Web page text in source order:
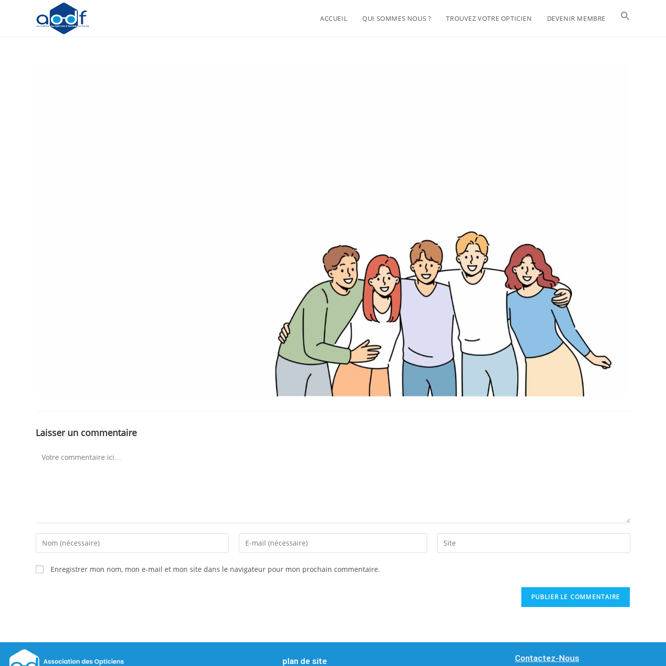
ACCUEIL QUI SOMMES NOUS ? TROUVEZ VOTRE OPTICIEN DEVENIR MEMBRE
Laisser un commentaire
Enregistrer mon nom, mon e-mail et mon site dans le navigateur pour mon prochain commentaire.
plan de site Contactez-Nous